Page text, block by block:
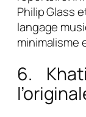
Philip Glass
langage
minimalisme
6.